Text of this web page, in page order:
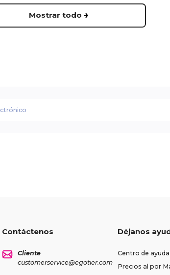
Mostrar todo
Contáctenos
Cliente
customerservice@egotier.com
Déjanos
Centro de ayuda
Precios al por